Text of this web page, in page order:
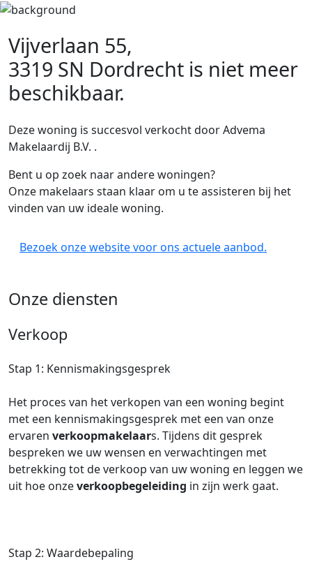
Vijverlaan 55,
3319 SN Dordrecht is niet meer
beschikbaar.
Deze woning is succesvol verkocht door Advema
Makelaardij B.V. .
Bent u op zoek naar andere woningen?
Onze makelaars staan klaar om u te assisteren bij het
vinden van uw ideale woning.
Bezoek onze website voor ons actuele aanbod.
Onze diensten
Verkoop
Stap 1: Kennismakingsgesprek
Het proces van het verkopen van een woning begint
met een kennismakingsgesprek met een van onze
ervaren verkoopmakelaars. Tijdens dit gesprek
bespreken we uw wensen en verwachtingen met
betrekking tot de verkoop van uw woning en leggen we
uit hoe onzeverkoopbegeleiding in zijn werk gaat.
Stap 2: Waardebepaling